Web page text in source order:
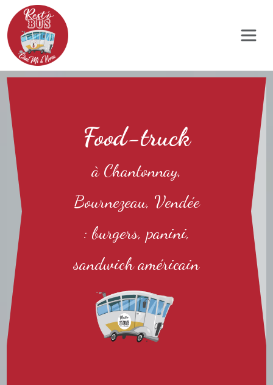
Food-truck
à Chantonnay,
Bournezeau, Vendée
: burgers, panini,
sandwich américain
Panneau de gestion des cookies